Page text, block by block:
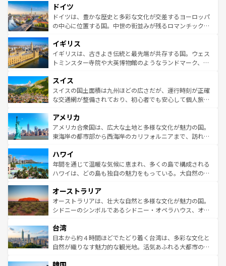
せる。地方によって風土や気候が異なるスペインはその個
性で訪れる人を魅了する。 なお、新着のスペイン情報は コ
ンテンツ一覧を参照してほしい。
で、幅広い魅力が詰まっている。華麗な宮殿、歴史的な大
聖堂、美しいビーチ、そして豊かな自然が、訪れる者を心
から魅了する。また、フランスは美食の国としても知ら
いる。シャンパンの発祥地であるランス、プロヴァンスの
香り高いラベンダー畑など、多彩な楽しみ方が可能だ。さ
らに、パリ以外の地域にも魅力が溢れており、どの街角に
れる地方に足を運ぶとそれぞれで全く異なる文化を体験で
きるだろう。 なお、新着のフランス情報はコンテンツ一覧
を参照してほしい。
ドイツ
ドイツは、豊かな歴史と多彩な文化が交差するヨーロッパ
の中心に位置する国。中世の街並みが残るロマンチック街
顔を持つこの国は、どこを歩いても飽きることがない。ベ
ルリンの文化的活気、バイエルン州のアルプスの絶景、そ
してライン川沿いのワイン畑といった風景は必見。ビール
は、お酒好きな人にはぜひ体験してほしい。 なお、新着の
ドイツ情報はコンテンツ一覧を参照してほしい。
イギリス
イギリスは、古きよき伝統と最先端が共存する国。ウェス
トミンスター寺院や大英博物館のようなランドマーク、歴
リアごとに異なる魅力がある。また、優雅なアフタヌーン
ティー、ビール好きにはたまらない英国パブ、サッカー観
戦など、本場だからこそできる体験も豊富。イギリスを旅
ンツ一覧を参照してほしい。
スイス
スイスの国土面積は九州ほどの広さだが、運行時刻が正確
な交通網が整備されており、初心者でも安心して個人旅行
の建物がそのまま残る町や、スイスならではのユニークな
博物館もあり、アルプス観光だけでなく町歩きも満喫する
ことができる。国民の所得が高いため物価も高いが、旅行
ば市内交通費無料で観光を楽しむこともできる。 なお、新
着のスイス情報はコンテンツ一覧 を参照してほしい。
アメリカ
アメリカ合衆国は、広大な土地と多様な文化が魅力の国。
東海岸の都市部から西海岸のカリフォルニアまで、訪れる
のような巨大都市は、観光、ショッピング、エンターテイ
ンメントが詰まった刺激的なスポットだ。一方、アメリカ
西部には大自然が広がり、グランドキャニオンやイエロー
部のニューオーリンズでは、音楽と美食が融合した独特の
文化が魅力。旅行者はアメリカの各地域で異なる魅力を楽
しみながら、その多様性と豊かな歴史を感じることができ
ならではの贅沢な旅のスタイルだ。 なお、新着のアメリカ
情報はコンテンツ一覧を参照してほしい。
ハワイ
年間を通じて温暖な気候に恵まれ、多くの島で構成される
ハワイは、どの島も独自の魅力をもっている。大自然の神
ワイ島は見逃せない。また、定番の観光地といえばオアフ
島だが、静かな自然を求めるならマウイ島やカウアイ島が
おすすめ。エメラルドグリーンに輝く海をはじめ、豊かな
れるおもてなしの心で訪れる人々を迎えてくれるハワイの
人々、おいしいローカルフードやハワイアンミュージッ
ク、伝統的なフラダンスなど、すべてがハワイの魅力を彩
ワイを、存分に味わってほしい。 なお、新着のハワイ情報
オーストラリア
オーストラリアは、壮大な自然と多様な文化が魅力の国。
シドニーのシンボルであるシドニー・オペラハウス、オー
リアリーフや大陸中央部にそびえるウルル（エアーズロッ
ク）、タスマニアの美しい原生林やケアンズの熱帯雨林な
ど、見どころがたくさん。また、カフェやワイン、オージ
いる。アクティビティも充実しており、サーフィンやダイ
台湾
日本から約４時間ほどでたどり着く台湾は、多彩な文化と
自然が織りなす魅力的な観光地。活気あふれる大都市の台